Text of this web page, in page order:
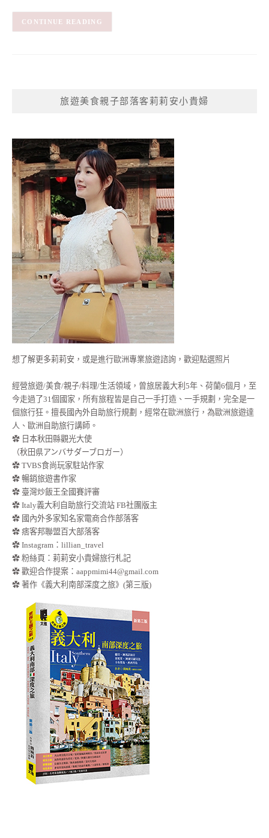
CONTINUE READING
旅遊美食親子部落客莉莉安小貴婦
想了解更多莉莉安，或是進行歐洲專業旅遊諮詢，歡迎點選照片
經營旅遊/美食/親子/料理/生活領域，曾旅居義大利5年、荷蘭6個月，至
今走過了31個國家，所有旅程皆是自己一手打造、一手規劃，完全是一
個旅行狂。擅長國內外自助旅行規劃，經常在歐洲旅行，為歐洲旅遊達
人、歐洲自助旅行講師。
✿ 日本秋田縣觀光大使
（秋田県アンバサダーブロガー）
✿ TVBS食尚玩家駐站作家
✿ 暢銷旅遊書作家
✿ 臺灣炒飯王全國賽評審
✿ Italy義大利自助旅行交流站 FB社團版主
✿ 國內外多家知名家電商合作部落客
✿ 痞客邦聯盟百大部落客
✿ Instagram：lillian_travel
✿ 粉絲頁：莉莉安小貴婦旅行札記
✿ 歡迎合作提案： aappmimi44@gmail.com
✿ 著作《義大利南部深度之旅》(第三版)